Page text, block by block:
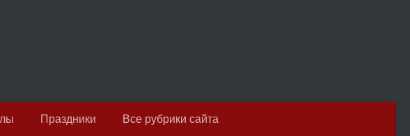
Праздники Все рубрики сайта